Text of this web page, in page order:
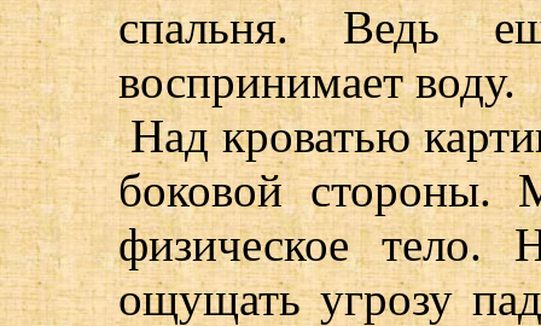
спальня. Ведь
воспринимает воду.
Над кроватью
боковой стороны.
физическое тело.
ощущать угрозу